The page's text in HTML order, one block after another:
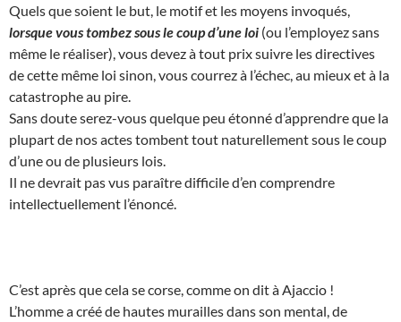
Quels que soient le but, le motif et les moyens invoqués,
lorsque vous tombez sous le coup d’une loi (ou l’employez sans
même le réaliser), vous devez à tout prix suivre les directives
de cette même loi sinon, vous courrez à l’échec, au mieux et à la
catastrophe au pire.
Sans doute serez-vous quelque peu étonné d’apprendre que la
plupart de nos actes tombent tout naturellement sous le coup
d’une ou de plusieurs lois.
Il ne devrait pas vus paraître difficile d’en comprendre
intellectuellement l’énoncé.
C’est après que cela se corse, comme on dit à Ajaccio !
L’homme a créé de hautes murailles dans son mental, de